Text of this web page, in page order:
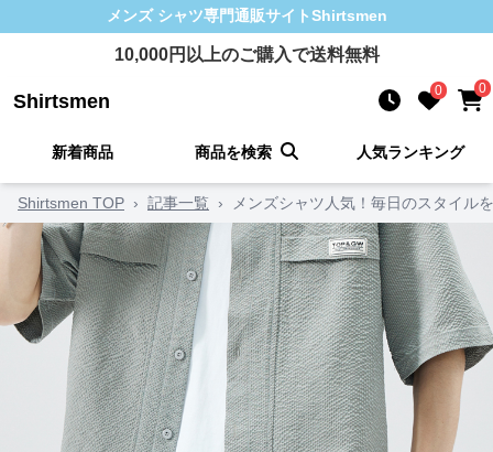
メンズ シャツ専門通販サイトShirtsmen
10,000円以上のご購入で送料無料
Shirtsmen 0 0
新着商品 商品を検索 人気ランキング
Shirtsmen TOP › 記事一覧 › メンズシャツ人気！毎日のスタイル